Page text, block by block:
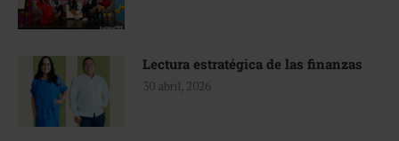
Lectura estratégica de las finanzas
30 abril, 2026